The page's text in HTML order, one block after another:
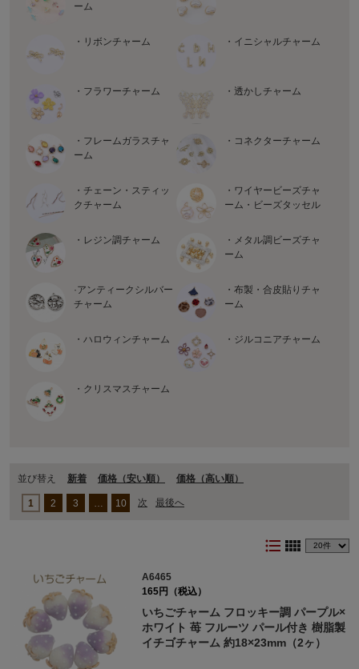
ーム
・リボンチャーム ・イニシャルチャーム
・フラワーチャーム ・透かしチャーム
・フレームガラスチャ
ーム
・コネクターチャーム
・チェーン・スティッ
クチャーム
・ワイヤービーズチャ
ーム・ビーズタッセル
・レジン調チャーム
・メタル調ビーズチャ
ーム
·アンティークシルバー
チャーム
・布製・合皮貼りチャ
ーム
・ハロウィンチャーム ・ジルコニアチャーム
・クリスマスチャーム
並び替え 新着 価格（安い順） 価格（⾼い順）
1 2 3 10 次 最後へ
format_list_bulleted view_comfy
A6465
165円（税込）
いちごチャーム フロッキー調 パープル×
ホワイト 苺 フルーツ パール付き 樹脂製
イチゴチャーム 約18×23mm（2ヶ）